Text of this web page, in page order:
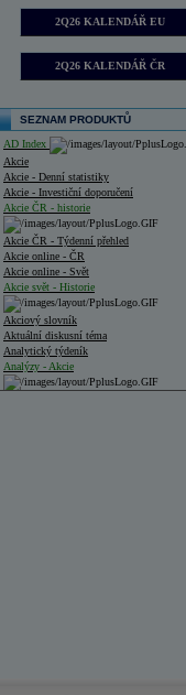
2Q26 KALENDÁŘ EU
2Q26 KALENDÁŘ ČR
SEZNAM PRODUKTŮ
AD Index
Akcie
Akcie - Denní statistiky
Akcie - Investiční doporučení
Akcie ČR - historie
Akcie ČR - Týdenní přehled
Akcie online - ČR
Akcie online - Svět
Akcie svět - Historie
Akciový slovník
Aktuální diskusní téma
Analytický týdeník
Analýzy - Akcie